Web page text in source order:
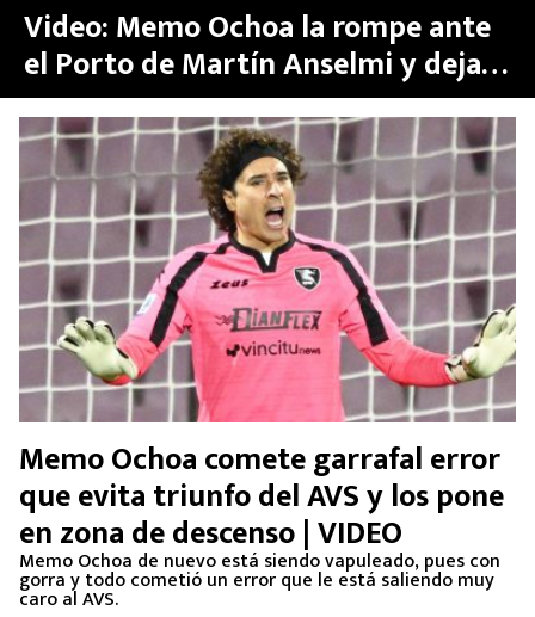
Video: Memo Ochoa la rompe ante
el Porto de Martín Anselmi y deja a
todos boquiabiertos en Portugal
Memo Ochoa comete garrafal error
que evita triunfo del AVS y los pone
en zona de descenso | VIDEO
Memo Ochoa de nuevo está siendo vapuleado, pues con
gorra y todo cometió un error que le está saliendo muy
caro al AVS.